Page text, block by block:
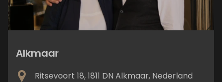
Alkmaar
Ritsevoort 18, 1811 DN Alkmaar, Nederland